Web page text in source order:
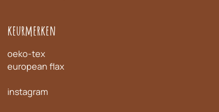
keurmerken
oeko-tex
european flax
instagram